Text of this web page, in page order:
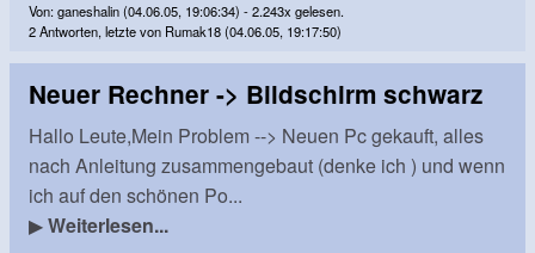
Von: ganeshalin (04.06.05, 19:06:34) - 2.243x gelesen.
2 Antworten, letzte von Rumak18 (04.06.05, 19:17:50)
Neuer Rechner -> Bildschirm schwarz
Hallo Leute,Mein Problem --> Neuen Pc gekauft, alles
nach Anleitung zusammengebaut (denke ich ) und wenn
ich auf den schönen Po...
▶Weiterlesen...